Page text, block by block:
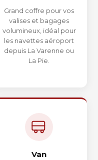
Grand coffre pour vos
valises et bagages
volumineux, idéal pour
les navettes aéroport
depuis La Varenne ou
La Pie.
Van